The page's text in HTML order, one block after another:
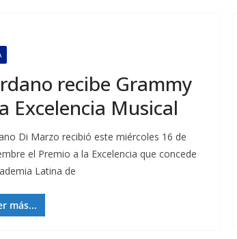
recibe Grammy
Excelencia Musical
Di Marzo recibió este miércoles 16 de
el Premio a la Excelencia que concede
Latina de
más...